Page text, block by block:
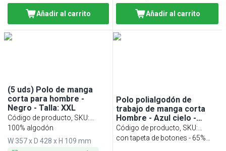
Añadir al carrito Añadir al carrito
(5 uds) Polo de manga
corta para hombre -
Negro - Talla: XXL
Código de producto, SKU:
PSMP-XXL
100% algodón
W 357 x D 428 x H 109 mm
Polo polialgodón de
trabajo de manga corta
Hombre - Azul cielo -
Talla: S - Personalizable
Código de producto, SKU:
HPSSPW-WB
con tapeta de botones - 65%